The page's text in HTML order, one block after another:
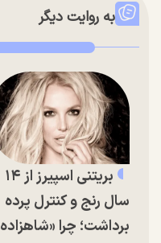
به روایت دیگر
بریتنی اسپیرز از ۱۴
سال رنج و کنترل پرده
برداشت؛ چرا «شاهزاده